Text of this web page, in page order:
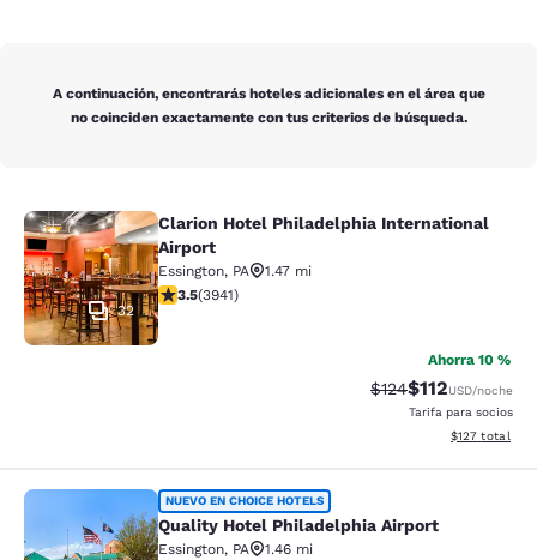
A continuación, encontrarás hoteles adicionales en el área que
no coinciden exactamente con tus criterios de búsqueda.
Clarion Hotel Philadelphia
32
Clarion Hotel Philadelphia International
Airport
Essington, PA
1.47 mi
calificación de 3.45 estrellas. Bueno. 3941 reseñas
3.5(3941)
Ahorra 10 %
Precio tachado:
$124Precio con
$112USD/noche
Tarifa para socios
Ver detalles
$127 total
Quality Hotel Philadelphia Airport
NUEVO EN CHOICE HOTELS
Quality Hotel Philadelphia Airport
Essington, PA
1.46 mi